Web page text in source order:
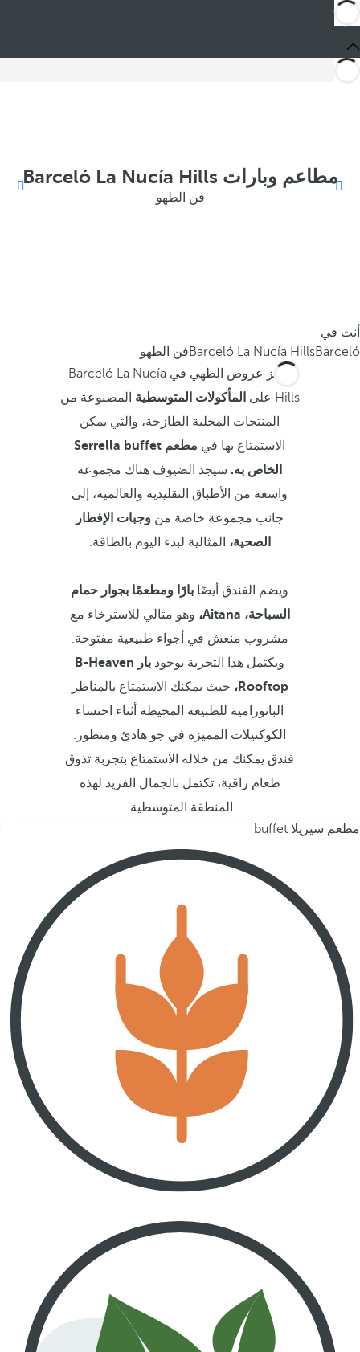
مطاعم وبارات Barceló La Nucía Hills
فن الطهو
أنت في
Barceló
Barceló La Nucía Hillsفن الطهو
تركز عروض الطهي في Barceló La Nucía
Hills على
المأكولات المتوسطية المصنوعة من
المنتجات المحلية الطازجة، والتي يمكن
الاستمتاع بها في
مطعم Serrella buffet
الخاص به. سيجد الضيوف هناك مجموعة
واسعة من الأطباق التقليدية والعالمية، إلى
جانب مجموعة خاصة من وجبات الإفطار
الصحية، المثالية لبدء اليوم بالطاقة.
ويضم الفندق أيضًا بارًا ومطعمًا بجوار حمام
السباحة، Aitana،
وهو مثالي للاسترخاء مع
مشروب منعش في أجواء طبيعية مفتوحة.
ويكتمل هذا التجربة بوجود
بار B-Heaven
Rooftop، حيث يمكنك الاستمتاع بالمناظر
البانورامية للطبيعة المحيطة أثناء احتساء
الكوكتيلات المميزة في جو هادئ ومتطور.
فندق يمكنك من خلاله الاستمتاع بتجربة تذوق
طعام راقية، تكتمل بالجمال الفريد لهذه
المنطقة المتوسطية.
مطعم سيريلا buffet